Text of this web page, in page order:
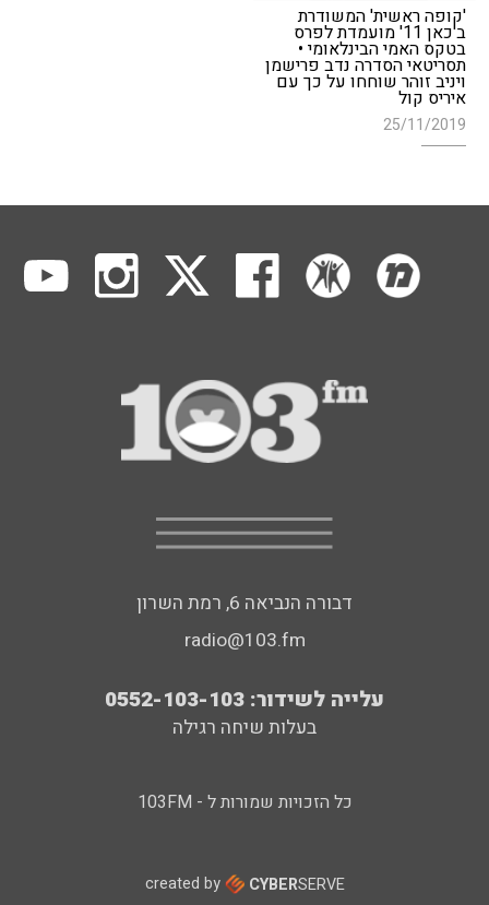
'קופה ראשית' המשודרת
ב'כאן 11' מועמדת לפרס
בטקס האמי הבינלאומי •
תסריטאי הסדרה נדב פרישמן
ויניב זוהר שוחחו על כך עם
איריס קול
25/11/2019
דבורה הנביאה 6, רמת השרון
radio@103.fm
עלייה לשידור: 0552-103-103
בעלות שיחה רגילה
כל הזכויות שמורות ל - 103FM
created by CYBERSERVE